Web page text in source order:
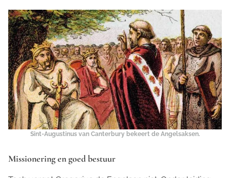
Sint-Augustinus van Canterbury bekeert de Angelsaksen.
Missionering en goed bestuur